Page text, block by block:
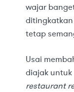
wajar
tetap
Usai
diajak untuk
restaurant